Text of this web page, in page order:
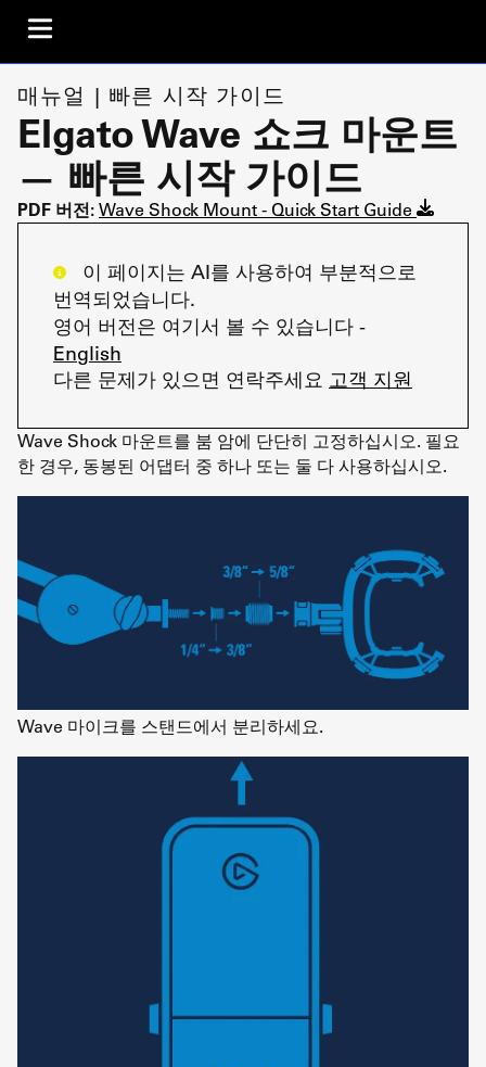
매뉴얼 | 빠른 시작 가이드
Elgato Wave 쇼크 마운트
— 빠른 시작 가이드
PDF 버전:Wave Shock Mount - Quick Start Guide
이 페이지는 AI를 사용하여 부분적으로
번역되었습니다.
영어 버전은 여기서 볼 수 있습니다 -
English
다른 문제가 있으면 연락주세요 고객 지원
Wave Shock 마운트를 붐 암에 단단히 고정하십시오. 필요
한 경우, 동봉된 어댑터 중 하나 또는 둘 다 사용하십시오.
Wave 마이크를 스탠드에서 분리하세요.